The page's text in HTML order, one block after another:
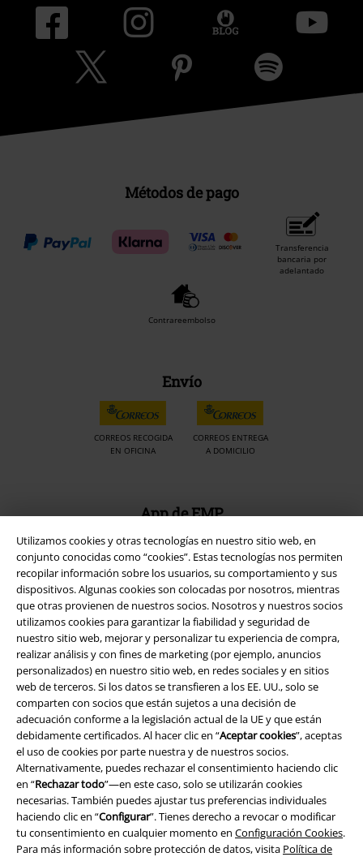
Utilizamos cookies y otras tecnologías en nuestro sitio web, en
conjunto conocidas como “cookies”. Estas tecnologías nos permiten
recopilar información sobre los usuarios, su comportamiento y sus
dispositivos. Algunas cookies son colocadas por nosotros, mientras
que otras provienen de nuestros socios. Nosotros y nuestros socios
utilizamos cookies para garantizar la fiabilidad y seguridad de
nuestro sitio web, mejorar y personalizar tu experiencia de compra,
realizar análisis y con fines de marketing (por ejemplo, anuncios
personalizados) en nuestro sitio web, en redes sociales y en sitios
web de terceros. Si los datos se transfieren a los EE. UU., solo se
comparten con socios que están sujetos a una decisión de
adecuación conforme a la legislación actual de la UE y que están
debidamente certificados. Al hacer clic en “Aceptar cookies”, aceptas
el uso de cookies por parte nuestra y de nuestros socios.
Alternativamente, puedes rechazar el consentimiento haciendo clic
en “Rechazar todo”—en este caso, solo se utilizarán cookies
necesarias. También puedes ajustar tus preferencias individuales
haciendo clic en “Configurar”. Tienes derecho a revocar o modificar
tu consentimiento en cualquier momento en Configuración Cookies.
Para más información sobre protección de datos, visita Política de
Métodos de pago
Transferencia
bancaria por
adelantado
Contrareembolso
Envío
CORREOS RECOGIDA
EN OFICINA
CORREOS ENTREGA
A DOMICILIO
App de EMP
sus nuevas funciones y ventajas!
A Warner Music Group Company
Seguridad